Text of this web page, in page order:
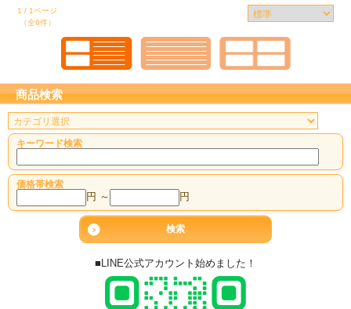
1 / 1ページ
（全6件）
商品検索
キーワード検索
価格帯検索
円 ～ 円
■LINE公式アカウント始めました！